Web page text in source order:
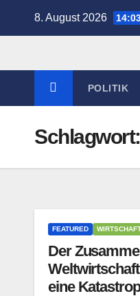
8. August 2026
POLITIK
Schlagwort:
FEATURED
Der
eine